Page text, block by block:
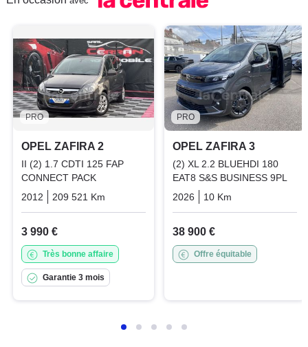
PRO
OPEL ZAFIRA 2
II (2) 1.7 CDTI 125 FAP
CONNECT PACK
2012
209 521 Km Diesel
3 990 €
Très bonne affaire
Garantie 3 mois
PRO
OPEL ZAFIRA 3
(2) XL 2.2 BLUEHDI 180
EAT8 S&S BUSINESS 9PL
2026
10 Km
38 900 €
Offre équitable